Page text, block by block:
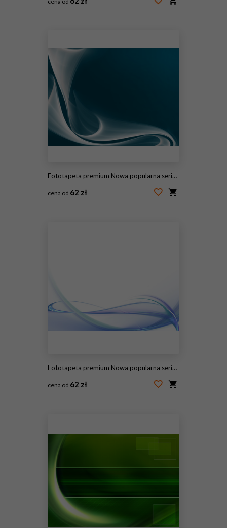
Fototapeta premium Nowa popularna seria. Nice Design
cena od 62 zł
Fototapeta premium Nowa popularna seria. Nice Design
cena od 62 zł